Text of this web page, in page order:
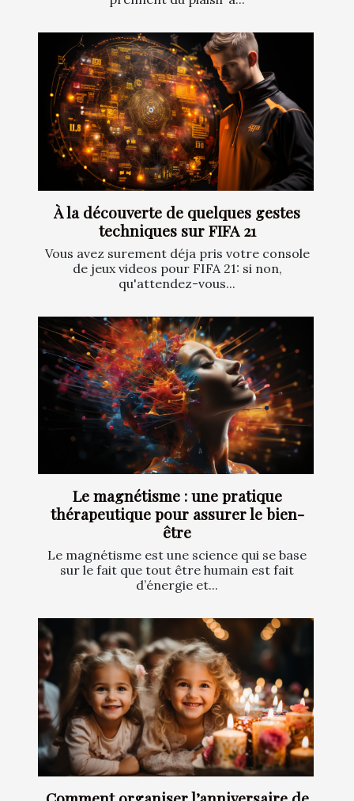
À la découverte de quelques gestes
techniques sur FIFA 21
Vous avez surement déja pris votre console
de jeux videos pour FIFA 21: si non,
qu'attendez-vous...
Le magnétisme : une pratique
thérapeutique pour assurer le bien-
être
Le magnétisme est une science qui se base
sur le fait que tout être humain est fait
d’énergie et...